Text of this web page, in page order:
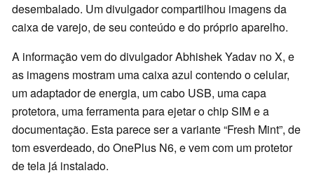
desembalado. Um divulgador compartilhou imagens da
caixa de varejo, de seu conteúdo e do próprio aparelho.
A informação vem do divulgador Abhishek Yadav no X, e
as imagens mostram uma caixa azul contendo o celular,
um adaptador de energia, um cabo USB, uma capa
protetora, uma ferramenta para ejetar o chip SIM e a
documentação. Esta parece ser a variante “Fresh Mint”, de
tom esverdeado, do OnePlus N6, e vem com um protetor
de tela já instalado.